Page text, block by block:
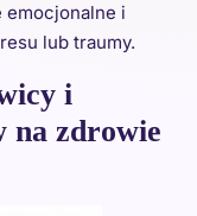
emocjonalne i
lub traumy.
i
na zdrowie